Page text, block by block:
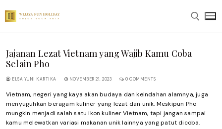
content
Search for:
Jajanan Lezat Vietnam yang Wajib Kamu Coba
Selain Pho
ELSA YUNI KARTIKA NOVEMBER 21, 2023 0 COMMENTS
Vietnam, negeri yang kaya akan budaya dan keindahan alamnya, juga
menyuguhkan beragam kuliner yang lezat dan unik. Meskipun Pho
mungkin menjadi salah satu ikon kuliner Vietnam, tapi jangan sampai
kamu melewatkan variasi makanan unik lainnya yang patut dicoba.